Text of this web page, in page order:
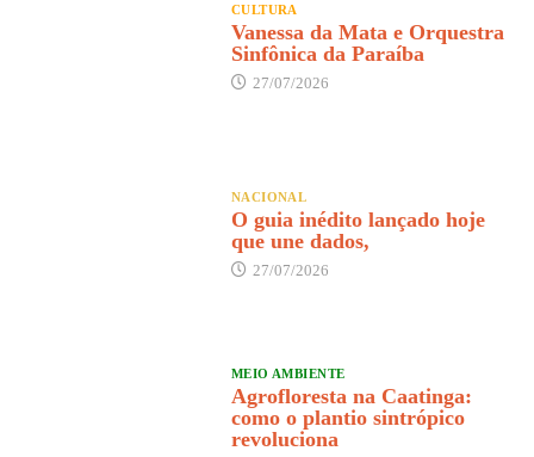
CULTURA
Vanessa da Mata e Orquestra
Sinfônica da Paraíba
27/07/2026
NACIONAL
O guia inédito lançado hoje
que une dados,
27/07/2026
MEIO AMBIENTE
Agrofloresta na Caatinga:
como o plantio sintrópico
revoluciona